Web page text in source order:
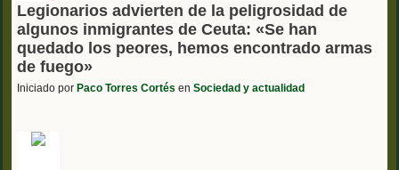
Legionarios advierten de la peligrosidad de
algunos inmigrantes de Ceuta: «Se han
quedado los peores, hemos encontrado armas
de fuego»
Iniciado por Paco Torres Cortés en Sociedad y actualidad